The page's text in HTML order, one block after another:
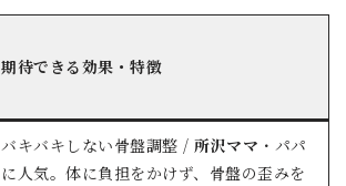
期待できる効果・特徴
バキバキしない骨盤調整 / 所沢ママ ・パパ
に人気。体に負担をかけず、骨盤の歪みを